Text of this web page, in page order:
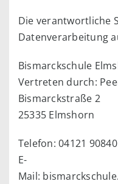
Die verantwortliche
Datenverarbeitung
Bismarckschule
Vertreten durch:
Bismarckstraße 2
25335 Elmshorn
Telefon: 04121
E-
Mail: